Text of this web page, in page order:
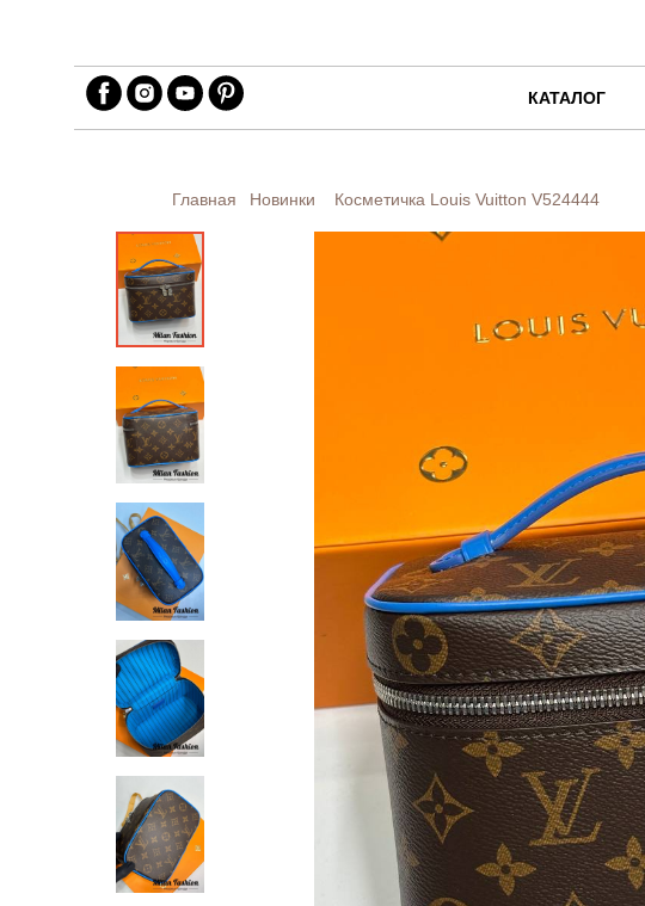
КАТАЛОГ
Главная Новинки Косметичка Louis Vuitton V524444